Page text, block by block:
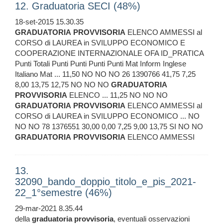
12. Graduatoria SECI (48%)
18-set-2015 15.30.35
GRADUATORIA PROVVISORIA ELENCO AMMESSI al
CORSO di LAUREA in SVILUPPO ECONOMICO E
COOPERAZIONE INTERNAZIONALE OFA ID_PRATICA
Punti Totali Punti Punti Punti Punti Mat Inform Inglese
Italiano Mat ... 11,50 NO NO NO 26 1390766 41,75 7,25
8,00 13,75 12,75 NO NO NO GRADUATORIA
PROVVISORIA ELENCO ... 11,25 NO NO NO
GRADUATORIA PROVVISORIA ELENCO AMMESSI al
CORSO di LAUREA in SVILUPPO ECONOMICO ... NO
NO NO 78 1376551 30,00 0,00 7,25 9,00 13,75 SI NO NO
GRADUATORIA PROVVISORIA ELENCO AMMESSI
13.
32090_bando_doppio_titolo_e_pis_2021-
22_1°semestre (46%)
29-mar-2021 8.35.44
dellagraduatoria provvisoria, eventuali osservazioni